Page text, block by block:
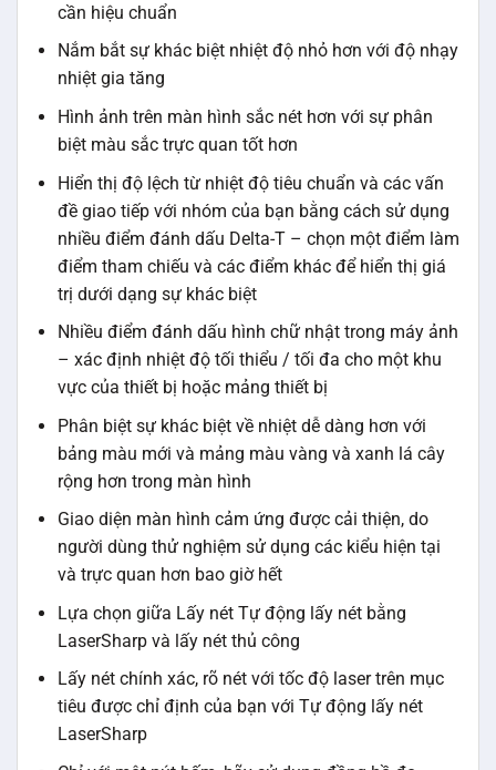
cần hiệu chuẩn
Nắm bắt sự khác biệt nhiệt độ nhỏ hơn với độ nhạy
nhiệt gia tăng
Hình ảnh trên màn hình sắc nét hơn với sự phân
biệt màu sắc trực quan tốt hơn
Hiển thị độ lệch từ nhiệt độ tiêu chuẩn và các vấn
đề giao tiếp với nhóm của bạn bằng cách sử dụng
nhiều điểm đánh dấu Delta-T – chọn một điểm làm
điểm tham chiếu và các điểm khác để hiển thị giá
trị dưới dạng sự khác biệt
Nhiều điểm đánh dấu hình chữ nhật trong máy ảnh
– xác định nhiệt độ tối thiểu / tối đa cho một khu
vực của thiết bị hoặc mảng thiết bị
Phân biệt sự khác biệt về nhiệt dễ dàng hơn với
bảng màu mới và mảng màu vàng và xanh lá cây
rộng hơn trong màn hình
Giao diện màn hình cảm ứng được cải thiện, do
người dùng thử nghiệm sử dụng các kiểu hiện tại
và trực quan hơn bao giờ hết
Lựa chọn giữa Lấy nét Tự động lấy nét bằng
LaserSharp và lấy nét thủ công
Lấy nét chính xác, rõ nét với tốc độ laser trên mục
tiêu được chỉ định của bạn với Tự động lấy nét
LaserSharp